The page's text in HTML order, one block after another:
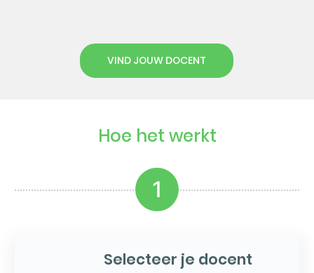
VIND JOUW DOCENT
Hoe het werkt
1
Selecteer je docent